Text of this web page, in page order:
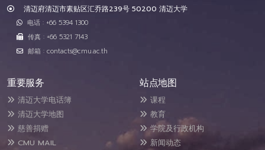
清迈府清迈市素贴区汇乔路239号 50200 清迈大学
电话 : +66 5394 1300
传真 : +66 5321 7143
邮箱 : contacts@cmu.ac.th
重要服务
清迈大学电话簿
清迈大学地图
慈善捐赠
CMU MAIL
站点地图
课程
教育
学院及行政机构
新闻动态